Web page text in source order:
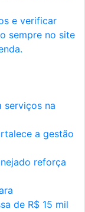
e verificar
sempre no site
serviços na
a gestão
reforça
de R$ 15 mil